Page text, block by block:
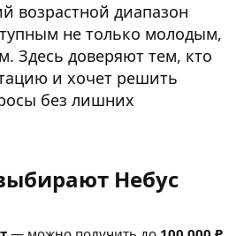
возрастной диапазон
не только молодым,
Здесь доверяют тем, кто
и хочет решить
без лишних
Небус​